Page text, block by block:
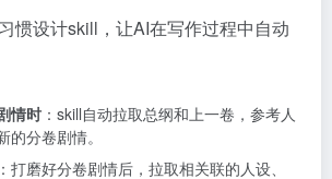
惯设计skill，让AI在写作过程中自动
情时 ：skill自动拉取总纲和上一卷，参考人
的分卷剧情。
：打磨好分卷剧情后，拉取相关联的人设、